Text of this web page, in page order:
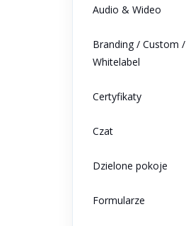
Audio & Wideo
Branding / Custom /
Whitelabel
Certyfikaty
Czat
Dzielone pokoje
Formularze